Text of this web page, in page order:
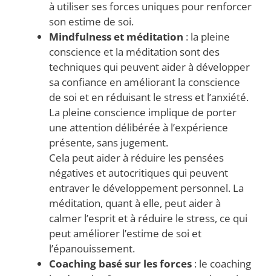
à utiliser ses forces uniques pour renforcer
son estime de soi.
Mindfulness et méditation : la pleine
conscience et la méditation sont des
techniques qui peuvent aider à développer
sa confiance en améliorant la conscience
de soi et en réduisant le stress et l’anxiété.
La pleine conscience implique de porter
une attention délibérée à l’expérience
présente, sans jugement.
Cela peut aider à réduire les pensées
négatives et autocritiques qui peuvent
entraver le développement personnel. La
méditation, quant à elle, peut aider à
calmer l’esprit et à réduire le stress, ce qui
peut améliorer l’estime de soi et
l’épanouissement.
Coaching basé sur les forces : le coaching